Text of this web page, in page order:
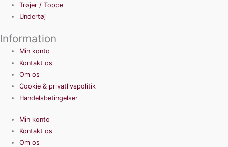
Trøjer / Toppe
Undertøj
Information
Min konto
Kontakt os
Om os
Cookie & privatlivspolitik
Handelsbetingelser
Min konto
Kontakt os
Om os